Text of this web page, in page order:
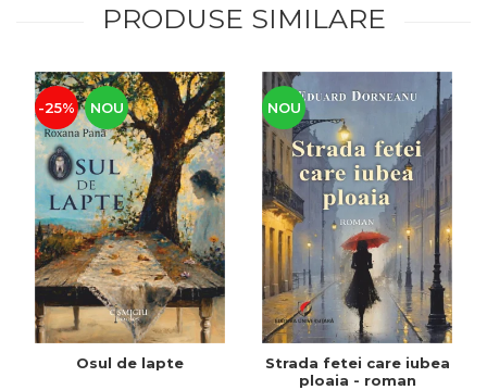
PRODUSE SIMILARE
-25% NOU
Osul de lapte
NOU
Strada fetei care iubea
ploaia - roman